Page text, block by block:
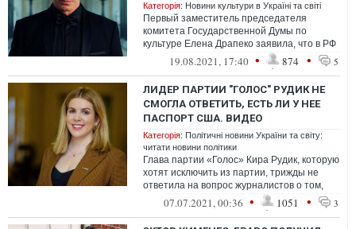
Категорія: Новини культури в Україні та світі
Первый заместитель председателя
комитета Государственной Думы по
культуре Елена Драпеко заявила, что в РФ
на всех хватит земли и богатства.
19.08.2021, 17:40 • 874 • 5
ЛИДЕР ПАРТИИ "ГОЛОС" РУДИК НЕ
СМОГЛА ОТВЕТИТЬ, ЕСТЬ ЛИ У НЕЕ
ПАСПОРТ США. ВИДЕО
Категорія: Політичні новини України та світу:
читати новини політики
Глава партии «Голос» Кира Рудик, которую
хотят исключить из партии, трижды не
ответила на вопрос журналистов о том,
есть ли у нее паспорт США.
07.07.2021, 00:36 • 1051 • 3